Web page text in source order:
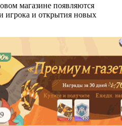
магазине появляются
игрока и открытия новых